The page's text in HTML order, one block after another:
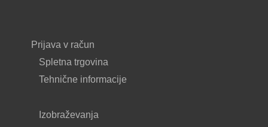
Prijava v račun
Spletna trgovina
Tehnične informacije
Izobraževanja